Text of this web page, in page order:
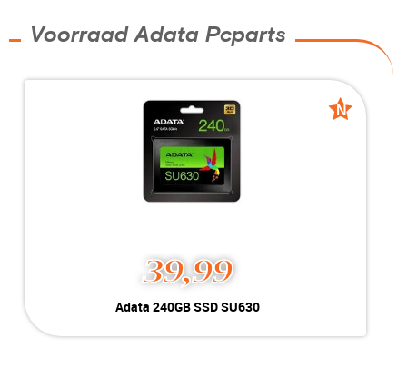
Voorraad Adata Pcparts
N
39,99
Adata 240GB SSD SU630
N
nieuw